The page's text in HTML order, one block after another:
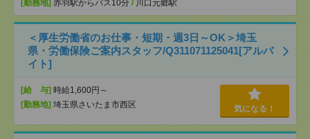
[勤務地] 赤羽駅からバス10分 / 川口元郷駅
＜厚生労働省のお仕事・短期・週3日～OK＞埼玉
県・労働保険ご案内スタッフ/Q311071125041[アルバ
イト]
[給 与] 時給1,600円～
[勤務地] 埼玉県さいたま市西区 気になる！